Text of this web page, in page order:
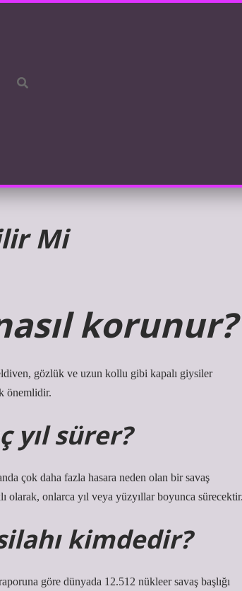
Mi
korunur?
gözlük ve uzun kollu gibi kapalı giysiler
önemlidir.
yıl sürer?
çok daha fazla hasara neden olan bir savaş
olarak, onlarca yıl veya yüzyıllar boyunca
kimdedir?
göre dünyada 12.512 nükleer savaş başlığı